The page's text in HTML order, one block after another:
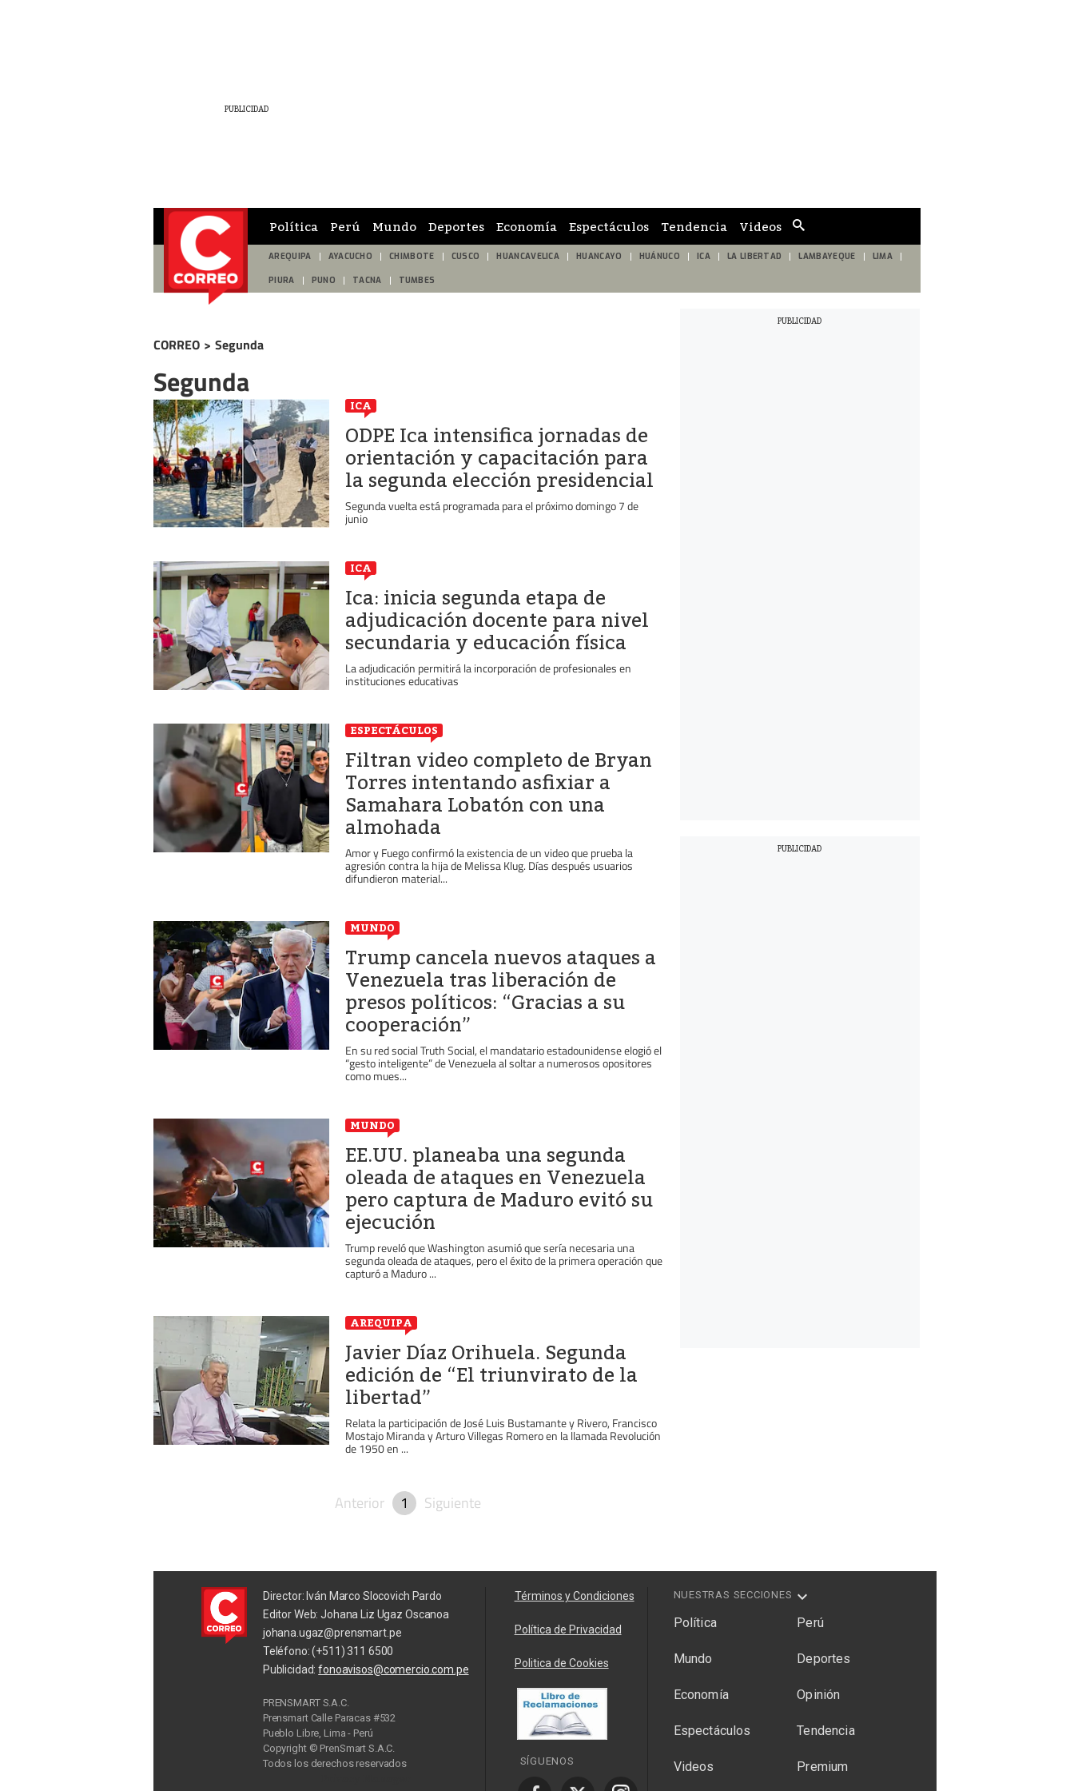
de
búsqueda
Política Perú Mundo Deportes Economía Espectáculos Tendencia Videos
AREQUIPA AYACUCHO CHIMBOTE CUSCO HUANCAVELICA HUANCAYO HUÁNUCO ICA LA LIBERTAD LAMBAYEQUE LIMA
PIURA PUNO TACNA TUMBES
CORREO > Segunda
Segunda
ICA
ODPE Ica intensifica jornadas de
orientación y capacitación para
la segunda elección presidencial
Segunda vuelta está programada para el próximo domingo 7 de
junio
ICA
Ica: inicia segunda etapa de
adjudicación docente para nivel
secundaria y educación física
La adjudicación permitirá la incorporación de profesionales en
instituciones educativas
ESPECTÁCULOS
Filtran video completo de Bryan
Torres intentando asfixiar a
Samahara Lobatón con una
almohada
Amor y Fuego confirmó la existencia de un video que prueba la
agresión contra la hija de Melissa Klug. Días después usuarios
difundieron material...
MUNDO
Trump cancela nuevos ataques a
Venezuela tras liberación de
presos políticos: “Gracias a su
cooperación”
En su red social Truth Social, el mandatario estadounidense elogió el
“gesto inteligente” de Venezuela al soltar a numerosos opositores
como mues...
MUNDO
EE.UU. planeaba una segunda
oleada de ataques en Venezuela
pero captura de Maduro evitó su
ejecución
Trump reveló que Washington asumió que sería necesaria una
segunda oleada de ataques, pero el éxito de la primera operación que
capturó a Maduro ...
AREQUIPA
Javier Díaz Orihuela. Segunda
edición de “El triunvirato de la
libertad”
Relata la participación de José Luis Bustamante y Rivero, Francisco
Mostajo Miranda y Arturo Villegas Romero en la llamada Revolución
de 1950 en ...
Anterior 1 Siguiente
Director: Iván Marco Slocovich Pardo
Editor Web: Johana Liz Ugaz Oscanoa
johana.ugaz@prensmart.pe
Teléfono: (+511) 311 6500
Publicidad:fonoavisos@comercio.com.pe
PRENSMART S.A.C.
Prensmart Calle Paracas #532
Pueblo Libre, Lima - Perú
Copyright © PrenSmart S.A.C.
Todos los derechos reservados
Términos y Condiciones
Política de Privacidad
Politica de Cookies
SÍGUENOS
NUESTRAS SECCIONES
Política Perú
Mundo Deportes
Economía Opinión
Espectáculos Tendencia
Videos Premium